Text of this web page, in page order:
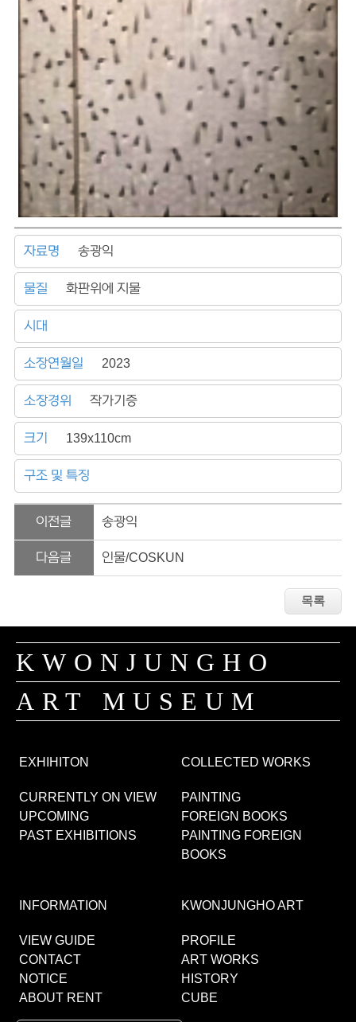
자료명 송광익
물질 화판위에 지물
시대
소장연월일 2023
소장경위 작가기증
크기 139x110cm
구조 및 특징
이전글 송광익
다음글 인물/COSKUN
KWONJUNGHO
ART MUSEUM
EXHIHITON
CURRENTLY ON VIEW
UPCOMING
PAST EXHIBITIONS
COLLECTED WORKS
PAINTING
FOREIGN BOOKS
PAINTING FOREIGN
BOOKS
INFORMATION
VIEW GUIDE
CONTACT
NOTICE
ABOUT RENT
KWONJUNGHO ART
PROFILE
ART WORKS
HISTORY
CUBE